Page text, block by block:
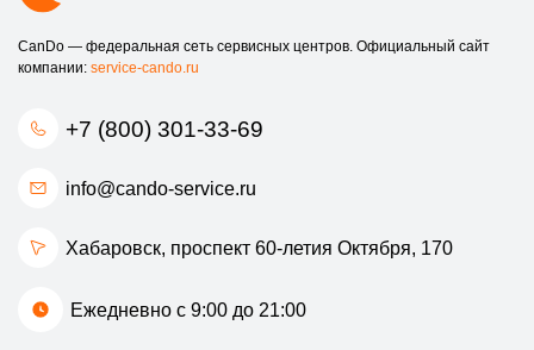
CanDo — федеральная сеть сервисных центров. Официальный сайт
компании: service-cando.ru
+7 (800) 301-33-69
info@cando-service.ru
Хабаровск, проспект 60-летия Октября, 170
Ежедневно с 9:00 до 21:00